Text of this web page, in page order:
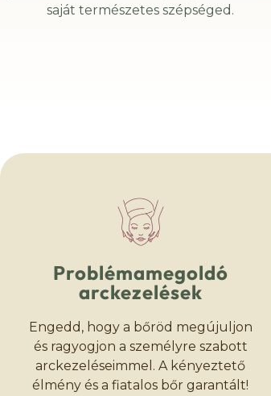
saját természetes szépséged.
Problémamegoldó
arckezelések
Engedd, hogy a bőröd megújuljon
és ragyogjon a személyre szabott
arckezeléseimmel. A kényeztető
élmény és a fiatalos bőr garantált!